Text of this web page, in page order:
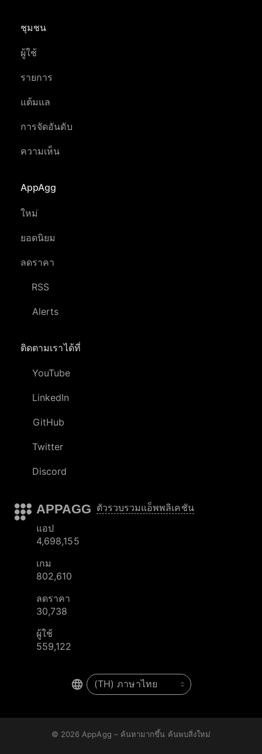
ชุมชน
ผู้ใช้
รายการ
แต้มแล
การจัดอันดับ
ความเห็น
AppAgg
ใหม่
ยอดนิยม
ลดราคา
RSS
Alerts
ติดตามเราได้ที่
YouTube
LinkedIn
GitHub
Twitter
Discord
APPAGG ตัวรวบรวมแอ็พพลิเคชัน
แอป
4,698,155
เกม
802,610
ลดราคา
30,738
ผู้ใช้
559,122
© 2026 AppAgg – ค้นหามากขึ้น ค้นพบสิ่งใหม่